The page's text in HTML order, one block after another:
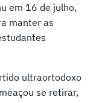
em 16 de julho,
manter as
ultraortodoxo
se retirar,